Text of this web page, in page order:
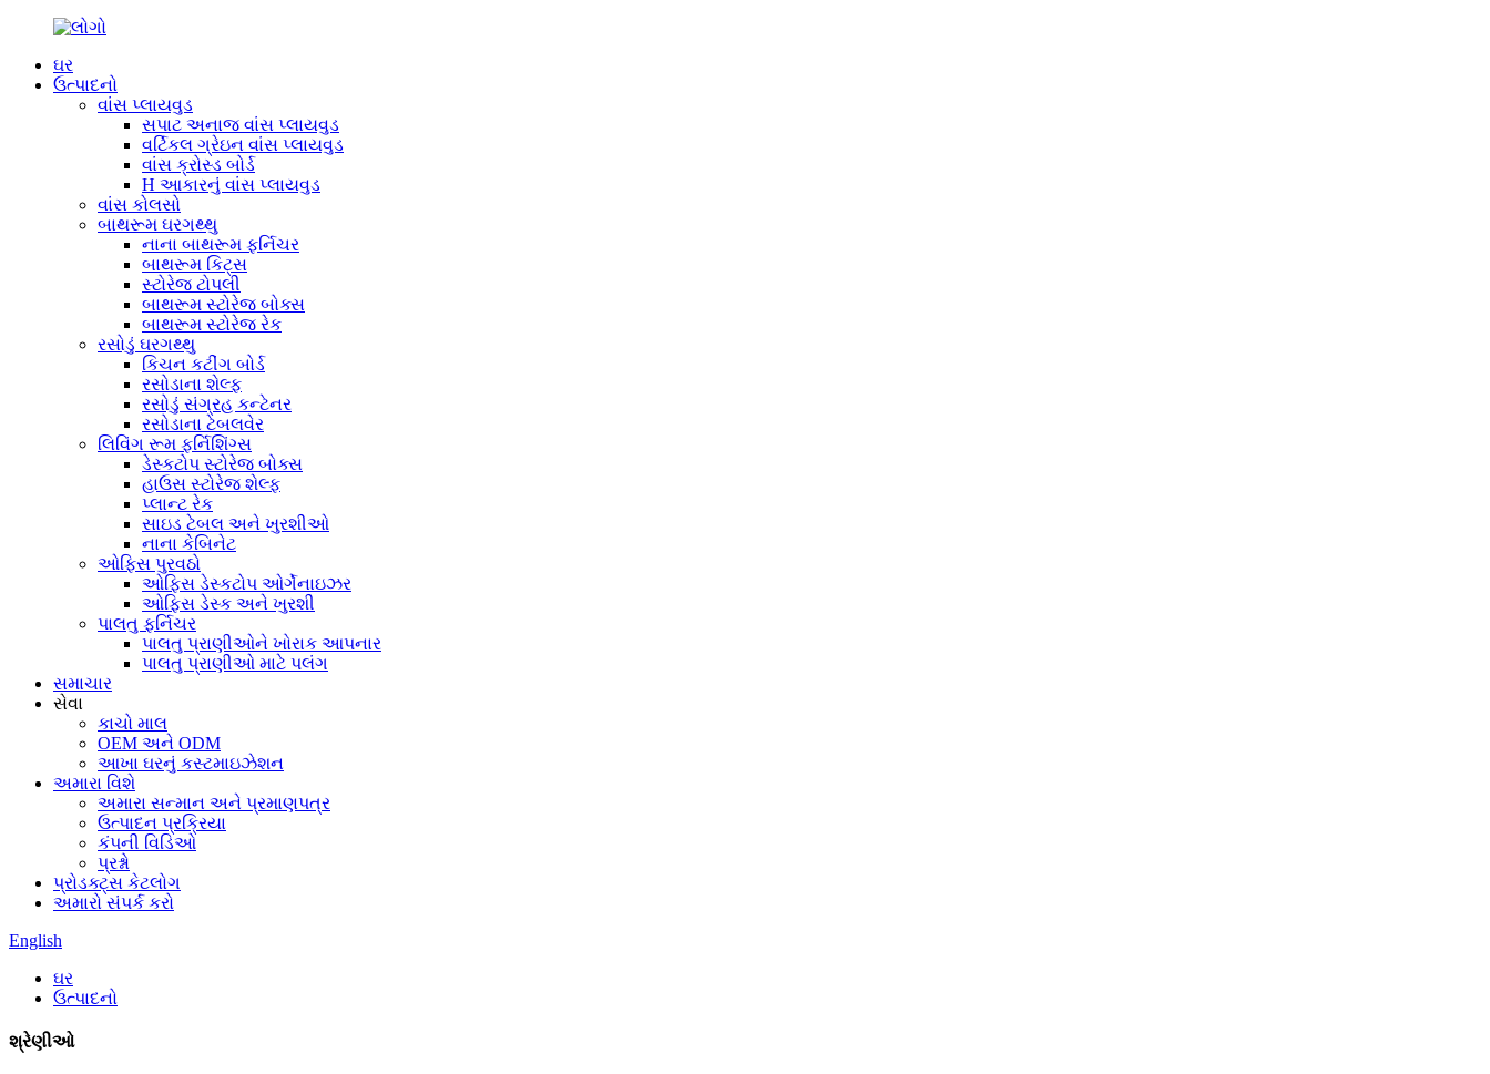
ઘર
ઉત્પાદનો
વાંસ પ્લાયવુડ
સપાટ અનાજ વાંસ પ્લાયવુડ
વર્ટિકલ ગ્રેઇન વાંસ પ્લાયવુડ
વાંસ ક્રોસ્ડ બોર્ડ
H આકારનું વાંસ પ્લાયવુડ
વાંસ કોલસો
બાથરૂમ ઘરગથ્થુ
નાના બાથરૂમ ફર્નિચર
બાથરૂમ કિટ્સ
સ્ટોરેજ ટોપલી
બાથરૂમ સ્ટોરેજ બોક્સ
બાથરૂમ સ્ટોરેજ રેક
રસોડું ઘરગથ્થુ
કિચન કટીંગ બોર્ડ
રસોડાના શેલ્ફ
રસોડું સંગ્રહ કન્ટેનર
રસોડાના ટેબલવેર
લિવિંગ રૂમ ફર્નિશિંગ્સ
ડેસ્કટોપ સ્ટોરેજ બોક્સ
હાઉસ સ્ટોરેજ શેલ્ફ
પ્લાન્ટ રેક
સાઇડ ટેબલ અને ખુરશીઓ
નાના કેબિનેટ
ઓફિસ પુરવઠો
ઓફિસ ડેસ્કટોપ ઓર્ગેનાઇઝર
ઓફિસ ડેસ્ક અને ખુરશી
પાલતુ ફર્નિચર
પાલતુ પ્રાણીઓને ખોરાક આપનાર
પાલતુ પ્રાણીઓ માટે પલંગ
સમાચાર
સેવા
કાચો માલ
OEM અને ODM
આખા ઘરનું કસ્ટમાઇઝેશન
અમારા વિશે
અમારા સન્માન અને પ્રમાણપત્ર
ઉત્પાદન પ્રક્રિયા
કંપની વિડિઓ
પ્રશ્નો
પ્રોડક્ટ્સ કેટલોગ
અમારો સંપર્ક કરો
English
ઘર
ઉત્પાદનો
શ્રેણીઓ